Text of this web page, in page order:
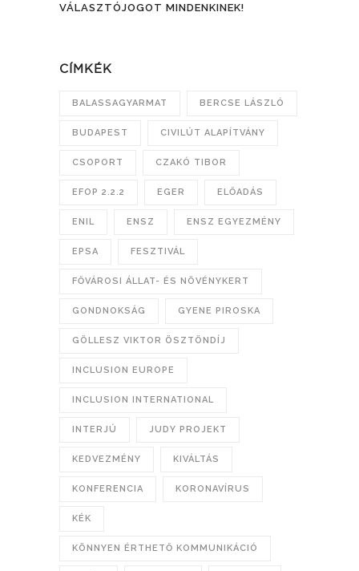
VÁLASZTÓJOGOT MINDENKINEK!
CÍMKÉK
BALASSAGYARMAT BERCSE LÁSZLÓ
BUDAPEST CIVILÚT ALAPÍTVÁNY
CSOPORT CZAKÓ TIBOR
EFOP 2.2.2 EGER ELŐADÁS
ENIL ENSZ ENSZ EGYEZMÉNY
EPSA FESZTIVÁL
FŐVÁROSI ÁLLAT- ÉS NÖVÉNYKERT
GONDNOKSÁG GYENE PIROSKA
GÖLLESZ VIKTOR ÖSZTÖNDÍJ
INCLUSION EUROPE
INCLUSION INTERNATIONAL
INTERJÚ JUDY PROJEKT
KEDVEZMÉNY KIVÁLTÁS
KONFERENCIA KORONAVÍRUS
KÉK
KÖNNYEN ÉRTHETŐ KOMMUNIKÁCIÓ